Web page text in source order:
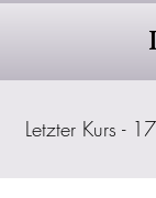
Letzter Kurs -